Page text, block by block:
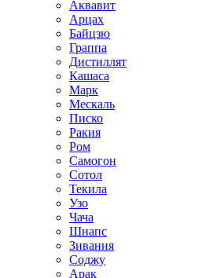
Аквавит
Арцах
Байцзю
Граппа
Дистиллят
Кашаса
Марк
Мескаль
Писко
Ракия
Ром
Самогон
Сотол
Текила
Узо
Чача
Шнапс
Зивания
Соджу
Арак